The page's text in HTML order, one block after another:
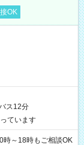
OK
ス12分
ています
～18時もご相談OK